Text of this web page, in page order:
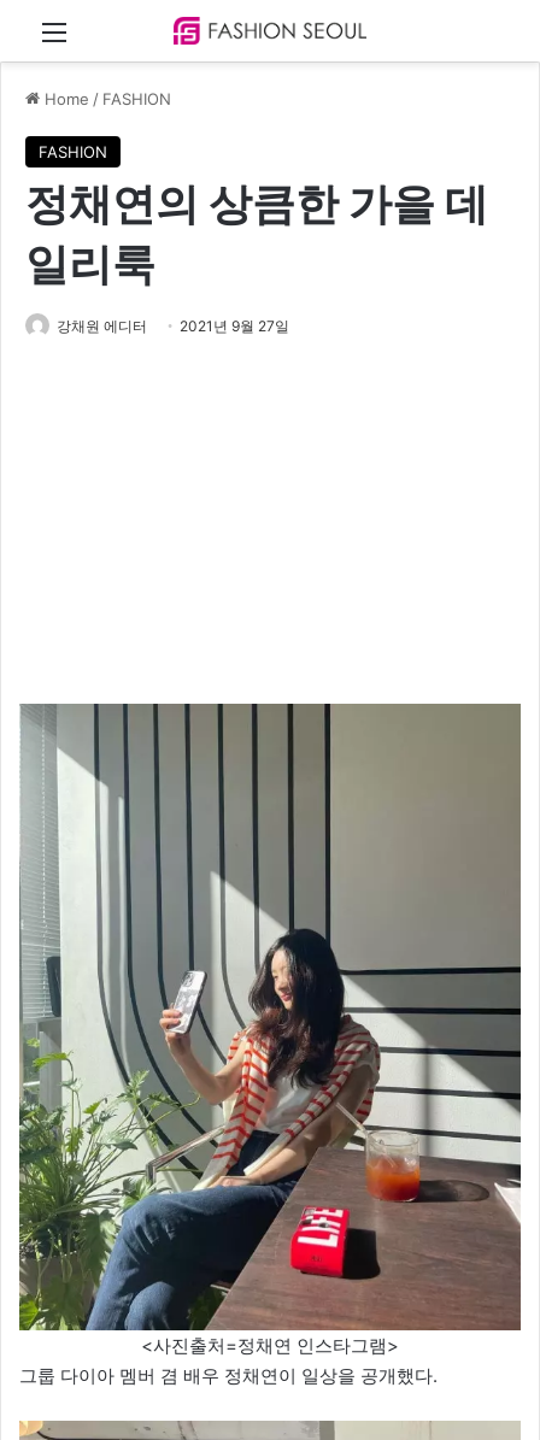
Menu
Home / FASHION
FASHION
정채연의 상큼한 가을 데
일리룩
강채원 에디터 2021년 9월 27일
<사진출처=정채연 인스타그램>
그룹 다이아 멤버 겸 배우 정채연이 일상을 공개했다.